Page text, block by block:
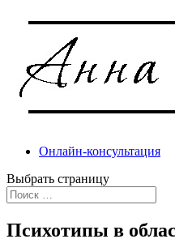
Онлайн-консультация
Выбрать страницу
Психотипы в